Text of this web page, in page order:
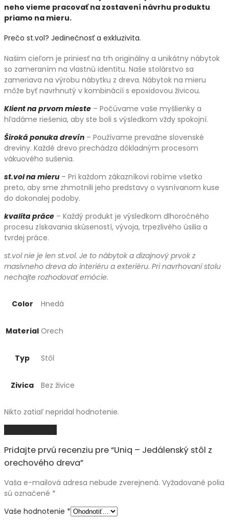
neho vieme pracovať na zostavení návrhu produktu
priamo na mieru.
Prečo st.vol? Jedinečnosť a exkluzivita.
Našim cieľom je priniesť na trh originálny a unikátny nábytok
so zameraním na vlastnú identitu. Naše stolárstvo sa
zameriava na výrobu nábytku z dreva. Nábytok na mieru
môže byť navrhnutý v kombinácií s epoxidovou živicou.
Klient na prvom mieste – Počúvame vaše myšlienky a
hľadáme riešenia, aby ste boli s výsledkom vždy spokojní.
Široká ponuka drevín – Používame prevažne slovenské
dreviny. Každé drevo prechádza dôkladným procesom
vákuového sušenia.
st.vol na mieru– Pri každom zákazníkovi robíme všetko
preto, aby sme zhmotnili jeho predstavy o vysnívanom kuse
do dokonalej podoby.
kvalita práce – Každý produkt je výsledkom dlhoročného
procesu získavania skúseností, vývoja, trpezlivého úsilia a
tvrdej práce.
st.vol nie je len st.vol. Je to nábytok a dizajnový prvok z
masívneho dreva do interiéru a exteriéru. Pri navrhovaní stolu
nechajte rozhodovať emócie.
Color Hnedá
Material Orech
Typ Stôl
Zivica Bez živice
Nikto zatiaľ nepridal hodnotenie.
Pridajte prvú recenziu pre “Uniq – Jedálenský stôl z
orechového dreva”
Vaša e-mailová adresa nebude zverejnená. Vyžadované polia
sú označené *
Vaše hodnotenie *